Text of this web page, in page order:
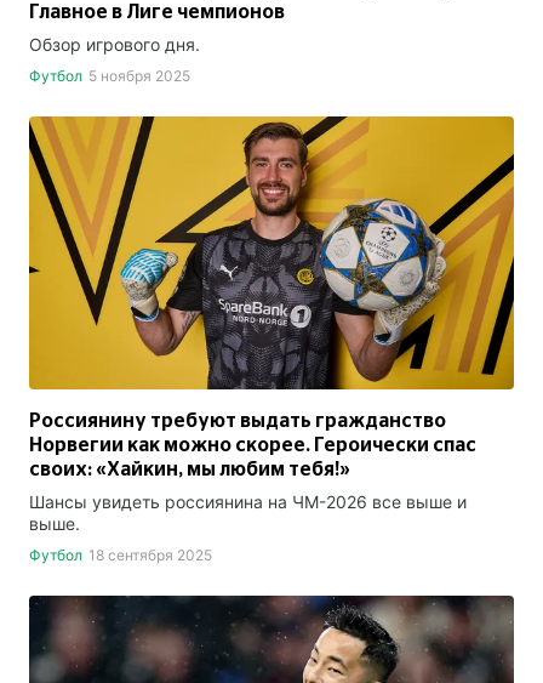
Главное в Лиге чемпионов
Обзор игрового дня.
Футбол 5 ноября 2025
Россиянину требуют выдать гражданство
Норвегии как можно скорее. Героически спас
своих: «Хайкин, мы любим тебя!»
Шансы увидеть россиянина на ЧМ-2026 все выше и
выше.
Футбол 18 сентября 2025